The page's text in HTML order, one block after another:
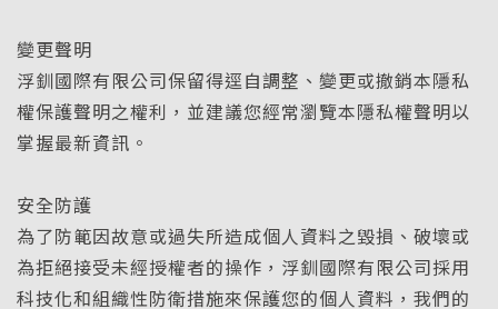
變更聲明
浮釧國際有限公司保留得逕自調整、變更或撤銷本隱私
權保護聲明之權利，並建議您經常瀏覽本隱私權聲明以
掌握最新資訊。
安全防護
為了防範因故意或過失所造成個人資料之毀損、破壞或
為拒絕接受未經授權者的操作，浮釧國際有限公司採用
科技化和組織性防衛措施來保護您的個人資料，我們的